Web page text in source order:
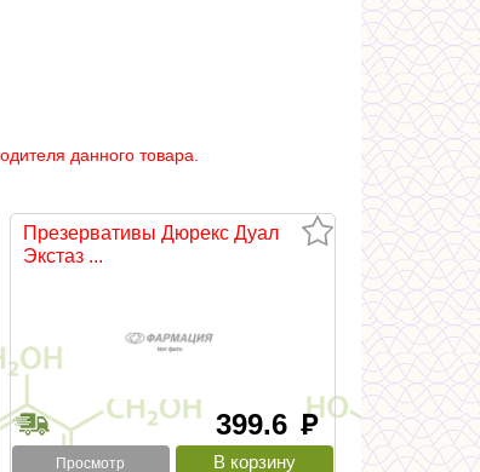
данного товара.
Презервативы Дюрекс Дуал
Экстаз ...
399.6 руб
Просмотр